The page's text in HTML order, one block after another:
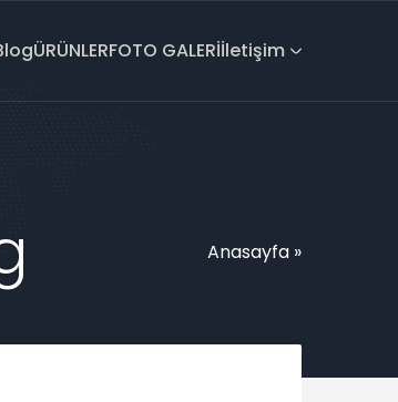
ÜRÜNLERFOTO GALERİİletişim
Anasayfa »